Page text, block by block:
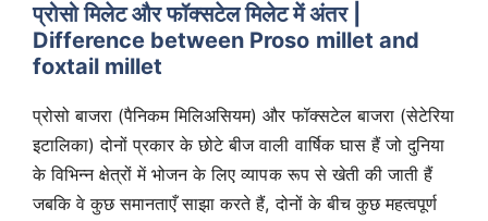
प्रोसो मिलेट और फॉक्सटेल मिलेट में अंतर |
Difference between Proso millet and
foxtail millet
प्रोसो बाजरा (पैनिकम मिलिअसियम) और फॉक्सटेल बाजरा (सेटेरिया
इटालिका) दोनों प्रकार के छोटे बीज वाली वार्षिक घास हैं जो दुनिया
के विभिन्न क्षेत्रों में भोजन के लिए व्यापक रूप से खेती की जाती हैं
जबकि वे कुछ समानताएँ साझा करते हैं, दोनों के बीच कुछ महत्वपूर्ण